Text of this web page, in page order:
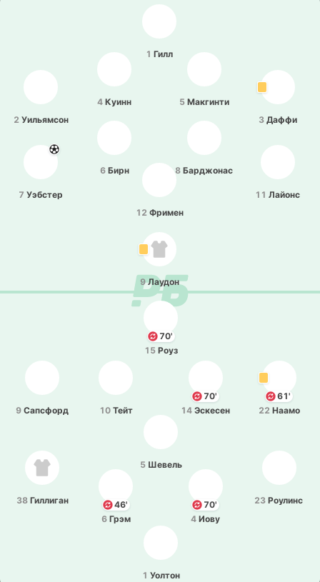
1 Гилл
4 Куинн
2 Уи­лья­мсон
5 Ма­кги­нти
3 Даффи
6 Бирн
7 Уэ­бстер 11 Лайонс
12 Фримен
8 Ба­рджо­нас
9 Лаудон
1 Уолтон
46'
6 Грэм
23 Роу­линс
70'
4 Иову
38 Ги­лли­ган
10 Тейт
5 Шевель
61'
22 Наамо
70'
14 Эске­сен
9 Са­псфорд
70'
15 Роуз